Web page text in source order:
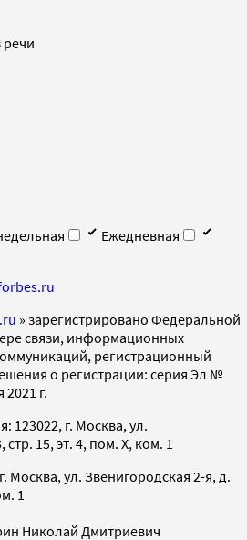
речи
Ежедневная
» зарегистрировано Федеральной
связи, информационных
регистрационный
о регистрации: серия Эл №
г.
123022, г. Москва, ул.
15, эт. 4, пом. X, ком. 1
Москва, ул. Звенигородская 2-я, д.
1
Николай Дмитриевич